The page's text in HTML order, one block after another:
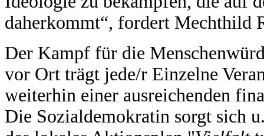
daherkommt“, fordert Mechthild
Der Kampf für die
vor Ort trägt jede/r Einzelne
weiterhin einer ausreichenden
Die Sozialdemokratin sorgt sich